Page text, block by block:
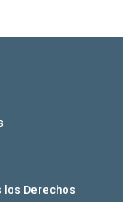
los Derechos